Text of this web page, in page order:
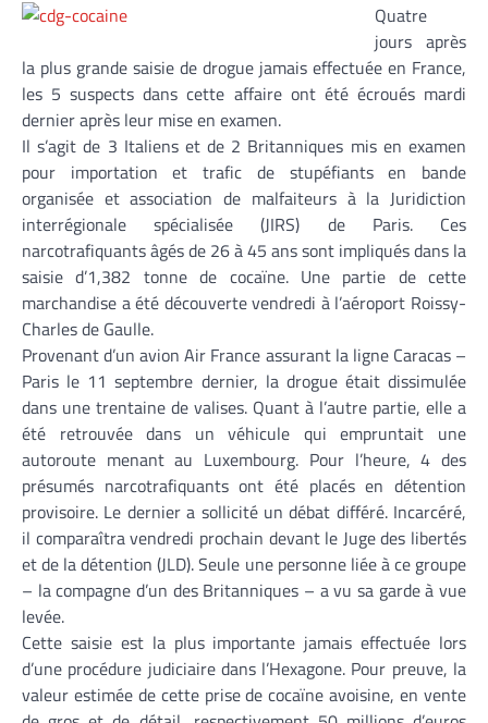
Quatre
jours après
la plus grande saisie de drogue jamais effectuée en France,
les 5 suspects dans cette affaire ont été écroués mardi
dernier après leur mise en examen.
Il s’agit de 3 Italiens et de 2 Britanniques mis en examen
pour importation et trafic de stupéfiants en bande
organisée et association de malfaiteurs à la Juridiction
interrégionale spécialisée (JIRS) de Paris. Ces
narcotrafiquants âgés de 26 à 45 ans sont impliqués dans la
saisie d’1,382 tonne de cocaïne. Une partie de cette
marchandise a été découverte vendredi à l’aéroport Roissy-
Charles de Gaulle.
Provenant d’un avion Air France assurant la ligne Caracas –
Paris le 11 septembre dernier, la drogue était dissimulée
dans une trentaine de valises. Quant à l’autre partie, elle a
été retrouvée dans un véhicule qui empruntait une
autoroute menant au Luxembourg. Pour l’heure, 4 des
présumés narcotrafiquants ont été placés en détention
provisoire. Le dernier a sollicité un débat différé. Incarcéré,
il comparaîtra vendredi prochain devant le Juge des libertés
et de la détention (JLD). Seule une personne liée à ce groupe
– la compagne d’un des Britanniques – a vu sa garde à vue
levée.
Cette saisie est la plus importante jamais effectuée lors
d’une procédure judiciaire dans l’Hexagone. Pour preuve, la
valeur estimée de cette prise de cocaïne avoisine, en vente